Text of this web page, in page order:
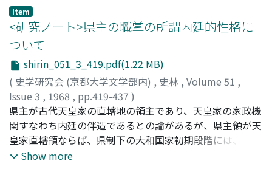
て、その微細な構造を明らかにしようと考えた。また、中
心集落の商圏分布を決定する重要な要素として、①中心地
条件、②交通条件のほかに、③それらに対する購買者側の
反応条件というものを考え、これら三つから成る小売商圏
形成原理によって商圏分布の実態を適確にとらえることが
出来ると考えた。そこで、表記のフィールドにおいて実態
調査を行い、これらの諸点を検討した結果、商品階級別商
圏によって作り出される階層的サービス供給構造の詳細が
明らかになったほか各中心集落の実際の商圏分布と前記三
条件、特に購買者の反応条件との間に様々の密接な関連の
見られることが確認された。
Item
<研究ノート>県主の職掌の所謂内廷的性格に
ついて
shirin_051_3_419.pdf(1.22 MB)
( 史学研究会 (京都大学文学部内) , 史林 , Volume 51 ,
Issue 3 , 1968 , pp.419-437 )
新野, 直吉;Niino, Naokichi;ニイノ, ナオキチ
県主が古代天皇家の直轄地の領主であり、天皇家の家政機
関すなわち内廷の伴造であるとの論があるが、県主領が天
皇家直轄領ならば、県制下の大和国家初期段階には、皇室
私領のみで国家公領は無いことになり、国県制下の大和国
Show more